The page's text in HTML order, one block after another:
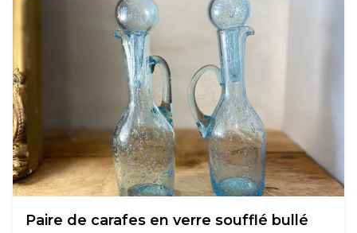
Paire de carafes en verre soufflé bullé